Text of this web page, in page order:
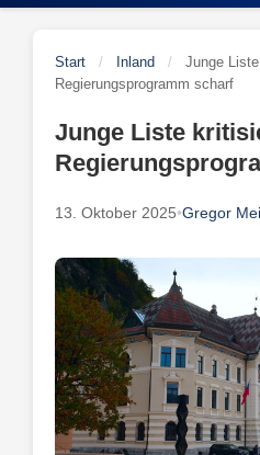
Start / Inland /
Junge
Regierungsprogramm scharf
Junge Liste
13. Oktober 2025•Gregor